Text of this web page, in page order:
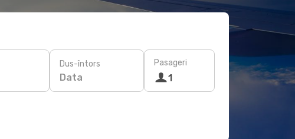
Dus-întors
Data
Pasageri
1